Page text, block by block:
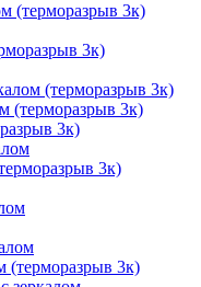
(терморазрыв 3к)
3к)
(терморазрыв 3к)
(терморазрыв 3к)
3к)
3к)
(терморазрыв 3к)